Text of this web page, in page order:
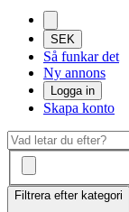
SEK
Så funkar det
Ny annons
Logga in
Skapa konto
Filtrera efter kategori